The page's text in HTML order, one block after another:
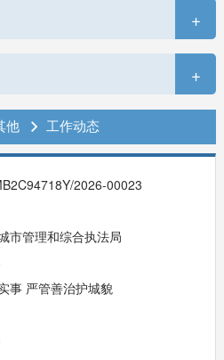
+
+
他  工作动态
2026-00023
市管理和综合执法局
事 严管善治护城貌